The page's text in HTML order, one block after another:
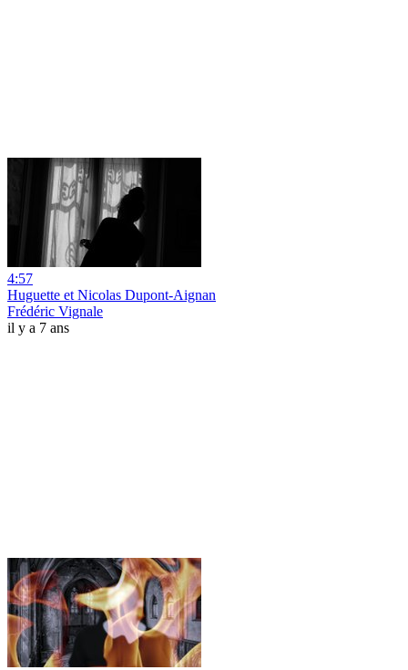
4:57
Huguette et Nicolas Dupont-Aignan
Frédéric Vignale
il y a 7 ans